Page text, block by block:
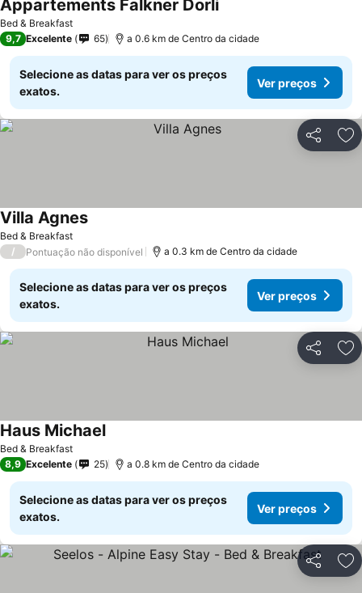
Bed & Breakfast
Appartements Falkner Dorli
9,7 Excelente 65 a 0.6 km de Centro da cidade
Selecione as datas para ver os preços
exatos.
Ver preços
Partilhar
Bed & Breakfast
Villa Agnes
/ Pontuação não disponível a 0.3 km de Centro da cidade
Selecione as datas para ver os preços
exatos.
Ver preços
Partilhar
Bed & Breakfast
Haus Michael
8,9 Excelente 25 a 0.8 km de Centro da cidade
Selecione as datas para ver os preços
exatos.
Ver preços
Partilhar